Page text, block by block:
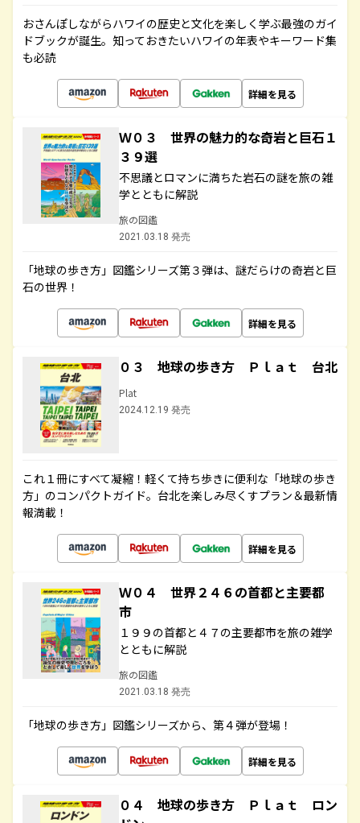
おさんぽしながらハワイの歴史と文化を楽しく学ぶ最強のガイ
ドブックが誕生。知っておきたいハワイの年表やキーワード集
も必読
詳細を見る
Ｗ０３ 世界の魅力的な奇岩と巨石１
３９選
不思議とロマンに満ちた岩石の謎を旅の雑
学とともに解説
旅の図鑑
2021.03.18 発売
「地球の歩き方」図鑑シリーズ第３弾は、謎だらけの奇岩と巨
石の世界！
詳細を見る
０３ 地球の歩き方 Ｐｌａｔ 台北
Plat
2024.12.19 発売
これ１冊にすべて凝縮！軽くて持ち歩きに便利な「地球の歩き
方」のコンパクトガイド。台北を楽しみ尽くすプラン＆最新情
報満載！
詳細を見る
Ｗ０４ 世界２４６の首都と主要都
市
１９９の首都と４７の主要都市を旅の雑学
とともに解説
旅の図鑑
2021.03.18 発売
「地球の歩き方」図鑑シリーズから、第４弾が登場！
詳細を見る
０４ 地球の歩き方 Ｐｌａｔ ロン